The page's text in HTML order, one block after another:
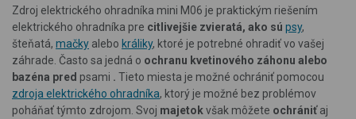
Zdroj elektrického ohradníka mini M06 je praktickým riešením
elektrického ohradníka pre citlivejšie zvieratá, ako sú psy,
šteňatá, mačky alebo králiky, ktoré je potrebné ohradiť vo vašej
záhrade. Často sa jedná o ochranu kvetinového záhonu alebo
bazéna pred psami . Tieto miesta je možné ochrániť pomocou
zdroja elektrického ohradníka, ktorý je možné bez problémov
poháňať týmto zdrojom. Svoj majetokvšak môžete ochrániťaj